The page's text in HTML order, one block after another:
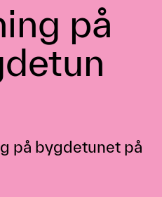
på
på bygdetunet på